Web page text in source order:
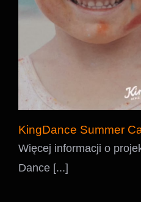
KingDance Summer
Więcej informacji o
Dance [...]